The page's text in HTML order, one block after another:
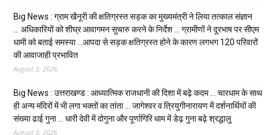
Big News : ग्राम खैनूरी की क्षतिग्रस्त सड़क का मुख्यमंत्री ने लिया तत्काल संज्ञान
… अधिकारियों को शीघ्र आवागमन सुचारु करने के निर्देश … ग्रामीणों ने दूरभाष पर सीएम
धामी को बताई समस्या …आपदा से सड़क क्षतिग्रस्त होने के कारण लगभग 120 परिवारों
की आवाजाही प्रभावित
August 3, 2026
Big News : उत्तराखण्ड : आध्यात्मिक राजधानी की दिशा में बढ़े कदम … चारधाम के साथ
ही अन्य मंदिरों में भी लगा भक्तों का तांता … जागेश्वर व त्रियुगीनारायण में दर्शनार्थियों की
संख्या ढाई गुना … धारी देवी में दोगुना और पूर्णागिरि धाम में डेढ़ गुना बढ़े श्रद्धालु
August 3, 2026